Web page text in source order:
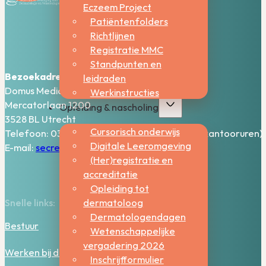
Eczeem Project
Patiëntenfolders
Richtlijnen
Registratie MMC
Standpunten en
leidraden
Werkinstructies
Opleiding & nascholing
Cursorisch onderwijs
Digitale Leeromgeving
(Her)registratie en
accreditatie
Opleiding tot
dermatoloog
Dermatologendagen
Wetenschappelijke
vergadering 2026
Inschrijfformulier
Bezoekadres:
Domus Medica – 5e verdieping
Mercatorlaan 1200
3528 BL Utrecht
Telefoon: 030-2006800 (bereikbaar tijdens kantooruren)
E-mail: secretariaat@nvdv.nl
Snelle links:
Bestuur
Werken bij de NVDV